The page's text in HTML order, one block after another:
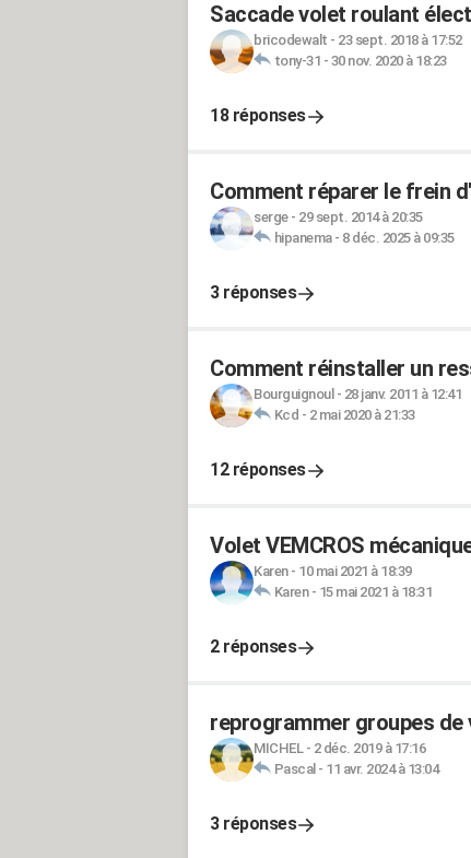
Saccade volet roulant
bricodewalt - 23 sept. 2018 à 17:52
tony-31 - 30 nov. 2020 à 18:23
18 réponses
Comment réparer le frein
serge- 29 sept. 2014 à 20:35
hipanema- 8 déc. 2025 à 09:35
3 réponses
Comment réinstaller un
Bourguignoul - 28 janv. 2011 à 12:41
Kcd - 2 mai 2020 à 21:33
12 réponses
Volet VEMCROS
Karen- 10 mai 2021 à 18:39
Karen- 15 mai 2021 à 18:31
2 réponses
reprogrammer groupes
MICHEL- 2 déc. 2019 à 17:16
Pascal - 11 avr. 2024 à 13:04
3 réponses